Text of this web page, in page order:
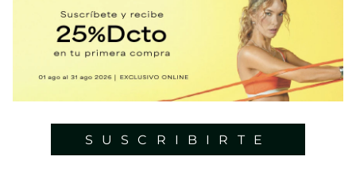
SUSCRIBIRTE